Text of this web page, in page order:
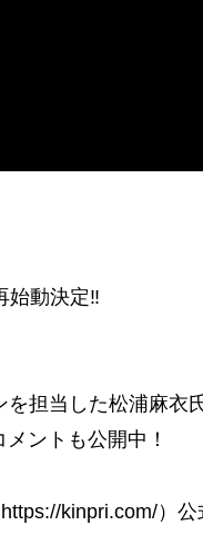
始動決定‼
担当した松浦麻衣
ントも公開中！
kinpri.com/）